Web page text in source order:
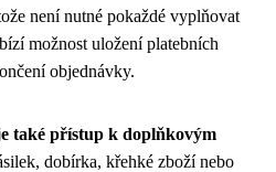
není nutné pokaždé vyplňovat
možnost uložení platebních
objednávky.
také přístup k doplňkovým
dobírka, křehké zboží nebo